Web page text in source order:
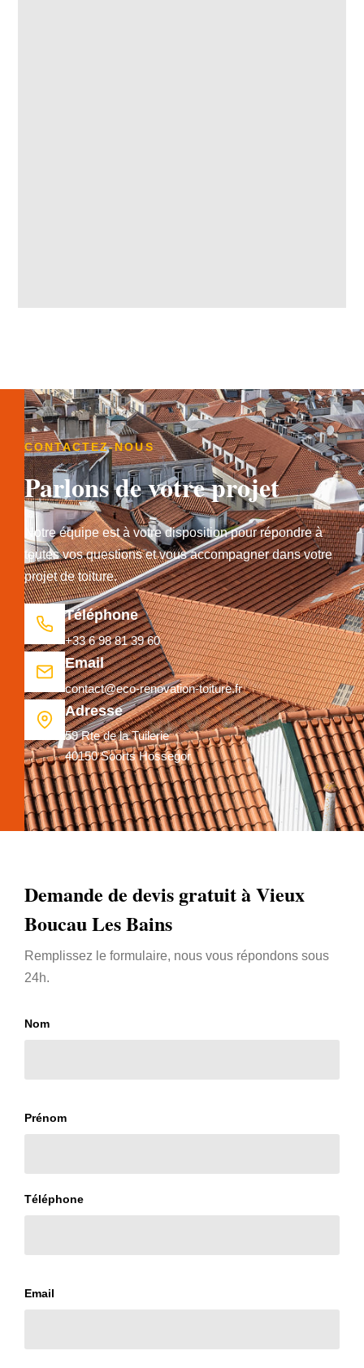
CONTACTEZ-NOUS
Parlons de votre projet
Notre équipe est à votre disposition pour répondre à
toutes vos questions et vous accompagner dans votre
projet de toiture.
Téléphone
+33 6 98 81 39 60
Email
contact@eco-renovation-toiture.fr
Adresse
59 Rte de la Tuilerie
40150 Soorts Hossegor
Demande de devis gratuit à Vieux
Boucau Les Bains
Remplissez le formulaire, nous vous répondons sous
24h.
Nom
Prénom
Téléphone
Email